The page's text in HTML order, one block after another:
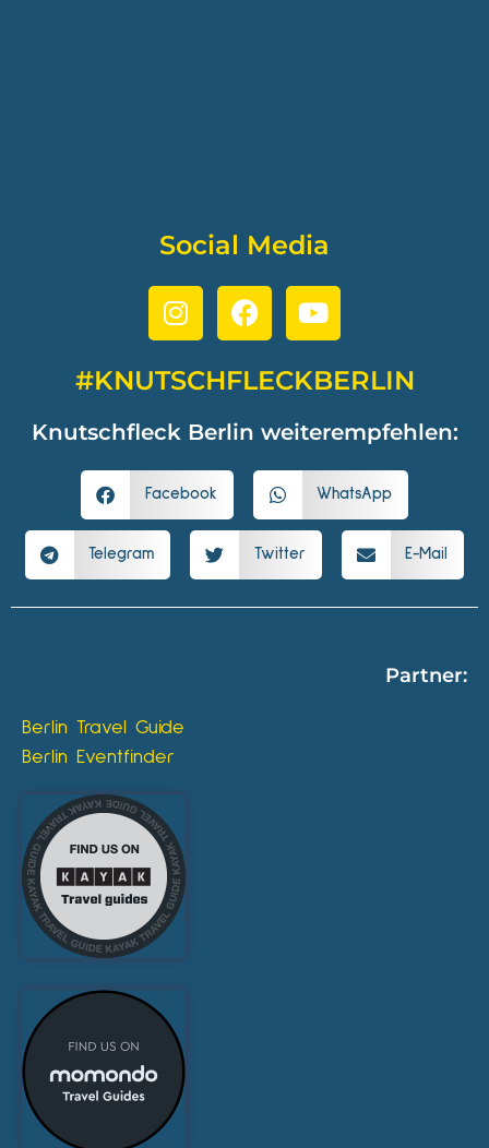
Social Media
#KNUTSCHFLECKBERLIN
Knutschfleck Berlin weiterempfehlen:
Facebook WhatsApp
Telegram Twitter E-Mail
Partner:
Berlin Travel Guide
Berlin Eventfinder